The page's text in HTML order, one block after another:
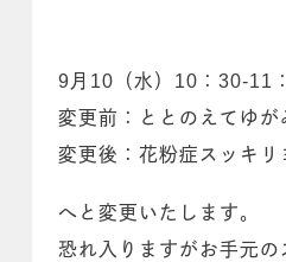
9月10（水）10：30-11
変更前：ととのえてゆが
変更後：花粉症スッキリ
へと変更いたします。
恐れ入りますがお手元